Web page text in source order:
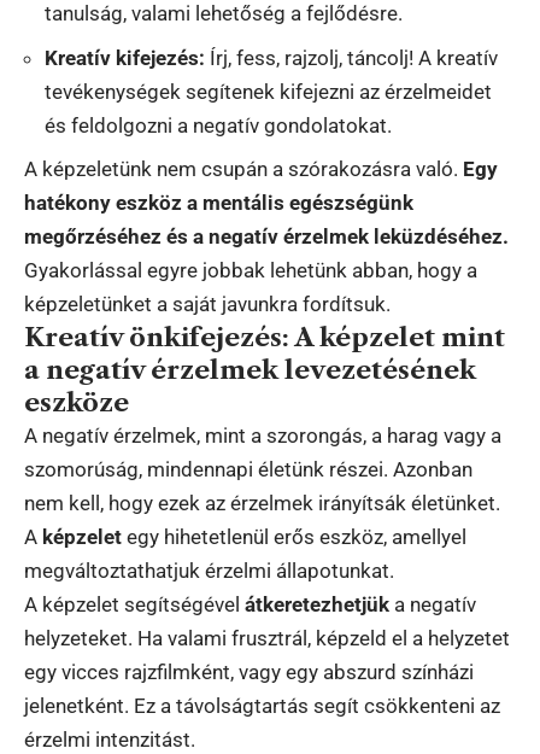
tanulság, valami lehetőség a fejlődésre.
Kreatív kifejezés: Írj, fess, rajzolj, táncolj! A kreatív
tevékenységek segítenek kifejezni az érzelmeidet
és feldolgozni a negatív gondolatokat.
A képzeletünk nem csupán a szórakozásra való. Egy
hatékony eszköz a mentális egészségünk
megőrzéséhez és a negatív érzelmek leküzdéséhez.
Gyakorlással egyre jobbak lehetünk abban, hogy a
képzeletünket a saját javunkra fordítsuk.
Kreatív önkifejezés: A képzelet mint
a negatív érzelmek levezetésének
eszköze
A negatív érzelmek, mint a szorongás, a harag vagy a
szomorúság, mindennapi életünk részei. Azonban
nem kell, hogy ezek az érzelmek irányítsák életünket.
A képzelet egy hihetetlenül erős eszköz, amellyel
megváltoztathatjuk érzelmi állapotunkat.
A képzelet segítségével átkeretezhetjük a negatív
helyzeteket. Ha valami frusztrál, képzeld el a helyzetet
egy vicces rajzfilmként, vagy egy abszurd színházi
jelenetként. Ez a távolságtartás segít csökkenteni az
érzelmi intenzitást.